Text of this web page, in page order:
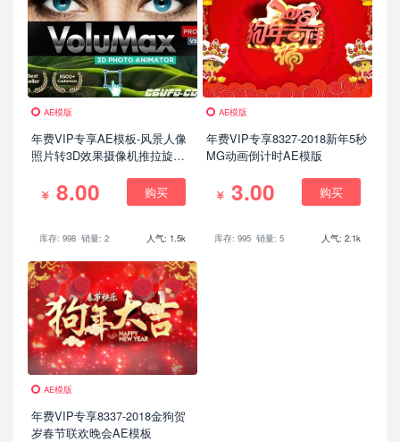
AE模版
年费VIP专享AE模板-风景人像
照片转3D效果摄像机推拉旋转
V5.2)8.00 购买
库存: 998 销量: 2 人气: 1.5k
AE模版
年费VIP专享8327-2018新年5秒
MG动画倒计时AE模版
3.00 购买
库存: 995 销量: 5 人气: 2.1k
AE模版
年费VIP专享8337-2018金狗贺
岁春节联欢晚会AE模板